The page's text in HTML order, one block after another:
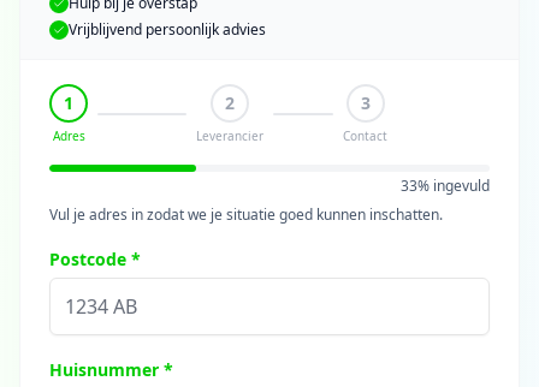
Vrijblijvend persoonlijk advies
1
Adres
2
Leverancier
3
Contact
33% ingevuld
Vul je adres in zodat we je situatie goed kunnen inschatten.
Postcode *
Huisnummer *